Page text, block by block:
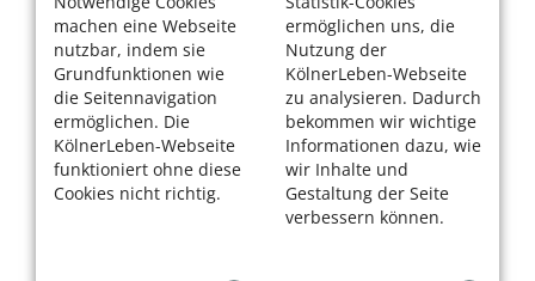
machen eine Webseite
nutzbar, indem sie
Grundfunktionen wie
die Seitennavigation
ermöglichen. Die
KölnerLeben-Webseite
funktioniert ohne diese
Cookies nicht richtig.
ermöglichen uns, die
Nutzung der
KölnerLeben-Webseite
zu analysieren. Dadurch
bekommen wir wichtige
Informationen dazu, wie
wir Inhalte und
Gestaltung der Seite
verbessern können.